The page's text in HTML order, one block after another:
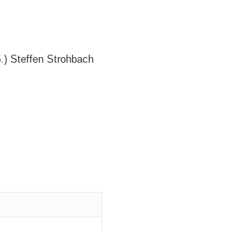
Steffen Strohbach